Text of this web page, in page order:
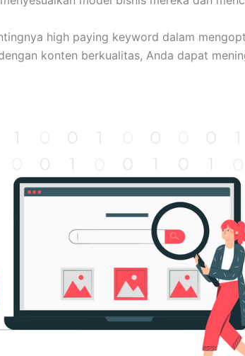
high paying keyword dalam
konten berkualitas, Anda dapat